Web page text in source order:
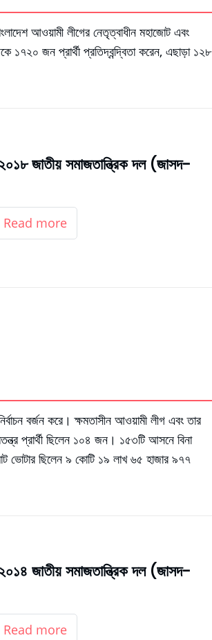
আওয়ামী লীগের নেতৃত্বাধীন মহাজোট এবং
১৭২০ জন প্রার্থী প্রতিদ্বন্দ্বিতা করেন, এছাড়া ১২৮
২০১৮ জাতীয় সমাজতান্ত্রিক দল (জাসদ-
Read more
বর্জন করে। ক্ষমতাসীন আওয়ামী লীগ এবং তার
প্রার্থী ছিলেন ১০৪ জন। ১৫৩টি আসনে বিনা
ভোটার ছিলেন ৯ কোটি ১৯ লাখ ৬৫ হাজার ৯৭৭
২০১৪ জাতীয় সমাজতান্ত্রিক দল (জাসদ-
Read more